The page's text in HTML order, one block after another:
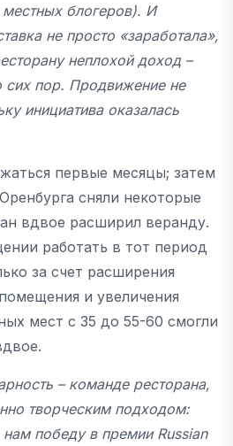
блогеров). И
не просто «заработала»,
неплохой доход –
сих пор. Продвижение не
инициатива оказалась
первые месяцы; затем
сняли некоторые
вдвое расширил веранду.
работать в тот период
за счет расширения
и увеличения
мест с 35 до 55-60 смогли
– команде ресторана,
творческим подходом:
победу в премии Russian